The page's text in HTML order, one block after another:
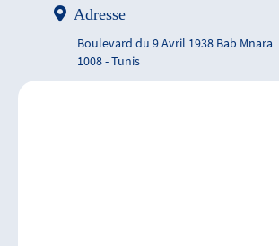
Adresse
Boulevard du 9 Avril 1938 Bab Mnara
1008 - Tunis